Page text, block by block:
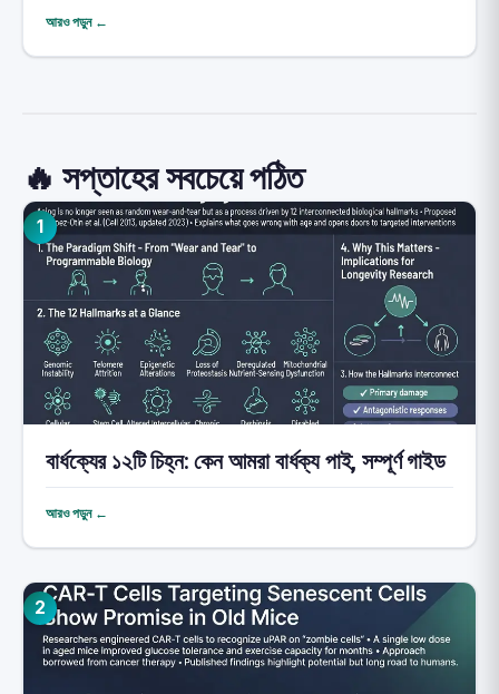
আরও পড়ুন ←
🔥 সপ্তাহের সবচেয়ে পঠিত
1
বার্ধক্যের ১২টি চিহ্ন: কেন আমরা বার্ধক্য পাই, সম্পূর্ণ গাইড
আরও পড়ুন ←
2